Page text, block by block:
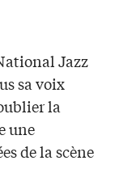
Jazz
sa voix
la
une
de la scène